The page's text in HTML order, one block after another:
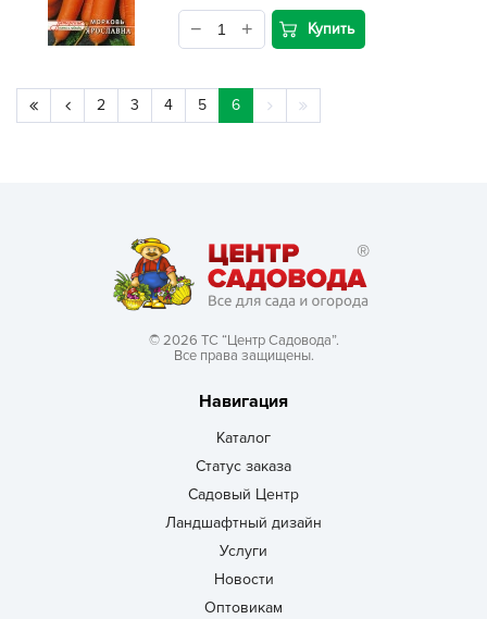
Купить
2 3 4 5 6
© 2026 ТС “Центр Садовода”.
Все права защищены.
Навигация
Каталог
Статус заказа
Садовый Центр
Ландшафтный дизайн
Услуги
Новости
Оптовикам